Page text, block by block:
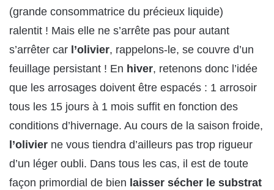
(grande consommatrice du précieux liquide)
ralentit ! Mais elle ne s’arrête pas pour autant
s’arrêter car l’olivier, rappelons-le, se couvre d’un
feuillage persistant ! En hiver, retenons donc l’idée
que les arrosages doivent être espacés : 1 arrosoir
tous les 15 jours à 1 mois suffit en fonction des
conditions d’hivernage. Au cours de la saison froide,
l’olivier ne vous tiendra d’ailleurs pas trop rigueur
d’un léger oubli. Dans tous les cas, il est de toute
façon primordial de bien laisser sécher le substrat